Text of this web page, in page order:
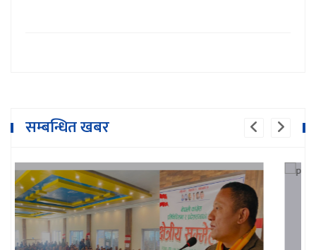
सम्बन्धित खबर